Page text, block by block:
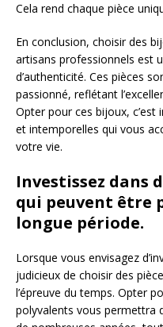
Cela rend chaque pièce
En conclusion, choisir des
artisans professionnels est
d’authenticité. Ces pièces
passionné, reflétant
Opter pour ces bijoux, c’est
et intemporelles qui vous
votre vie.
Investissez dans
qui peuvent être
longue période.
Lorsque vous envisagez
judicieux de choisir des
l’épreuve du temps. Opter
polyvalents vous permettra